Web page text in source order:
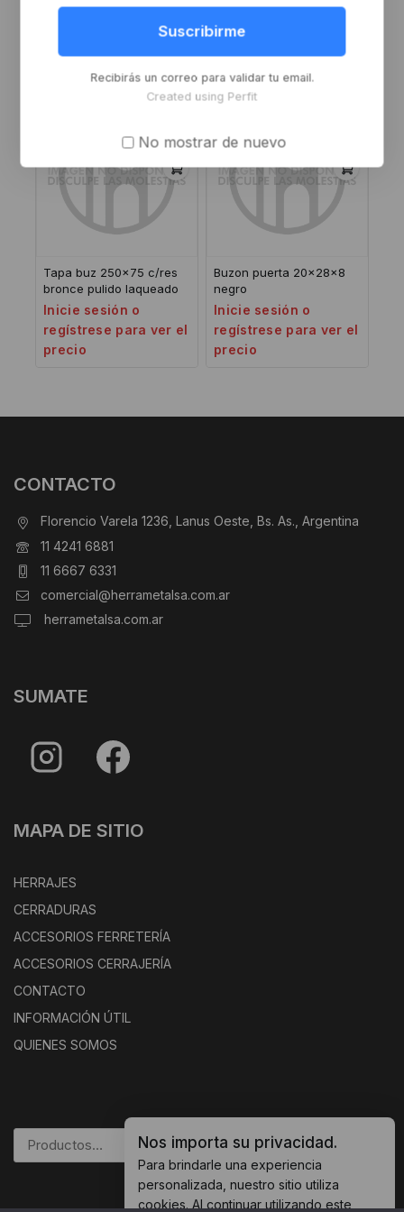
171MM +KIT M negro
acero inoxidable
Inicie sesión o
Tapa buz 250×75 c/res
bronce pulido laqueado
Inicie sesión o
regístrese para ver el
precio
Buzon puerta 20x28x8
negro
Inicie sesión o
regístrese para ver el
precio
CONTACTO
Florencio Varela 1236, Lanus Oeste, Bs. As., Argentina
11 4241 6881
11 6667 6331
comercial@herrametalsa.com.ar
herrametalsa.com.ar
SUMATE
MAPA DE SITIO
HERRAJES
CERRADURAS
ACCESORIOS FERRETERÍA
ACCESORIOS CERRAJERÍA
CONTACTO
INFORMACIÓN ÚTIL
QUIENES SOMOS
BUSCAR
Suscribirme
Recibirás un correo para validar tu email.
Created using Perfit
No mostrar de nuevo
Nos importa su privacidad.
Para brindarle una experiencia
personalizada, nuestro sitio utiliza
cookies. Al continuar utilizando este